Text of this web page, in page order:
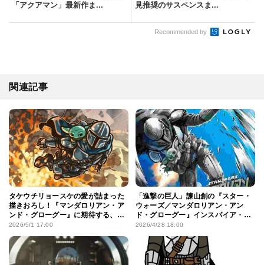
「アクアマン」最新作ま...
見推奨のサスペンスま...
Recommended by
関連記事
タケウチリョースケの愛が詰まった
描きおろし！『マンダロリアン・ア
ンド・グローグー』に期待する、
「スター・ウォーズ」だからこその
2026/5/1 17:00
「進撃の巨人」諫山創の『スター・
ウォーズ／マンダロリアン・アン
ド・グローグー』インスパイア・
アートが到着！人気漫画家たちが
2026/4/28 18:00